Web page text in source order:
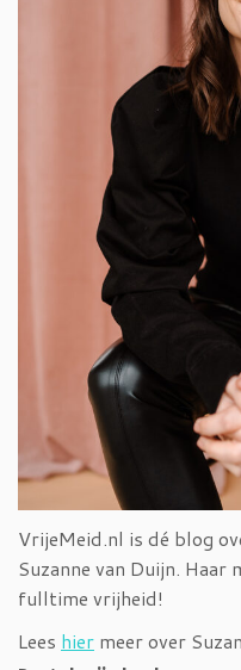
VrijeMeid.nl is dé blog
Suzanne van Duijn.
fulltime vrijheid!
Lees hier meer over